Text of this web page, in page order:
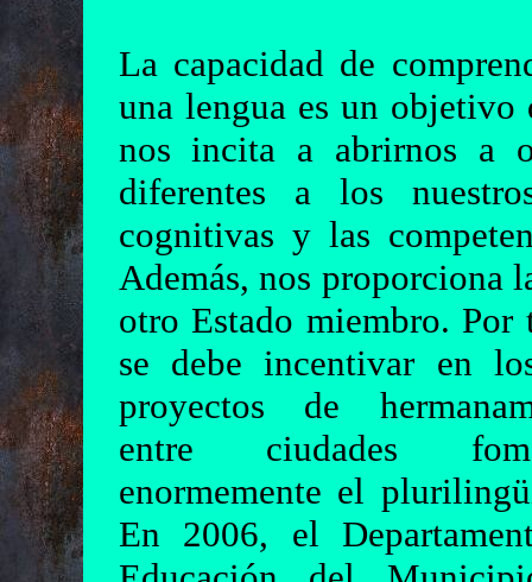
La capacidad de
una lengua es un objetivo
nos incita a abrirnos a
diferentes a los
cognitivas y las
Además, nos proporciona
otro Estado miembro.
se debe incentivar en
proyectos de
entre ciudades
enormemente el
En 2006, el